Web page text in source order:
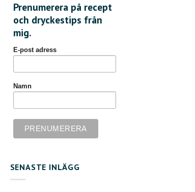
Prenumerera på recept
och dryckestips från
mig.
E-post adress
Namn
SENASTE INLÄGG